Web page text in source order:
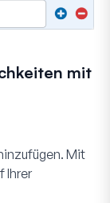
mit
Mit
Ihrer